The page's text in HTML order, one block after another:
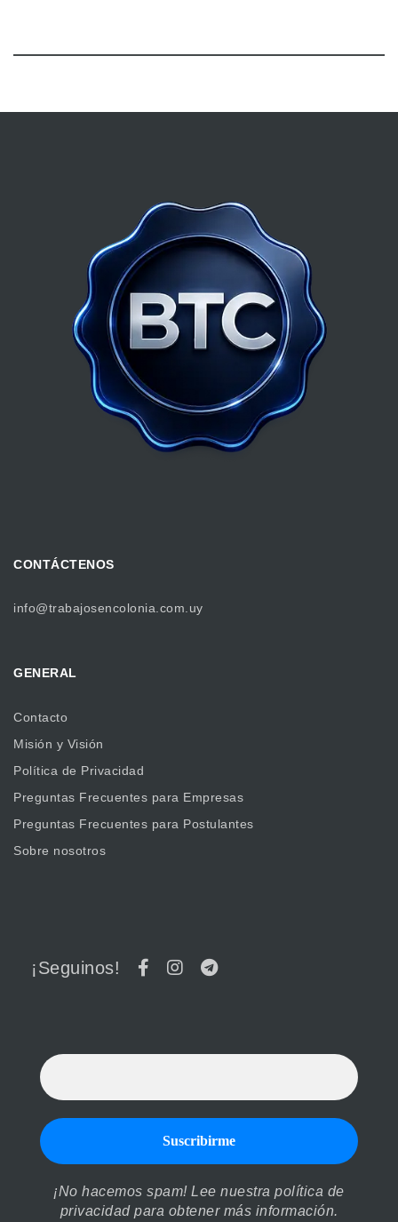
CONTÁCTENOS
info@trabajosencolonia.com.uy
GENERAL
Contacto
Misión y Visión
Política de Privacidad
Preguntas Frecuentes para Empresas
Preguntas Frecuentes para Postulantes
Sobre nosotros
¡Seguinos!
¡No hacemos spam! Lee nuestrapolítica de
privacidadpara obtener más información.